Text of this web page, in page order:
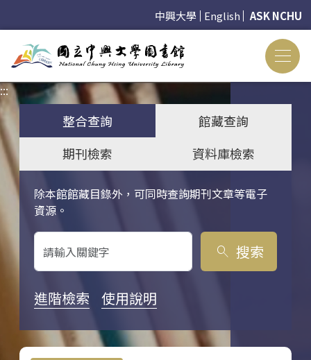
中興大學 English ASK NCHU
:::
整合查詢
館藏查詢
期刊檢索
資料庫檢索
除本館館藏目錄外，可同時查詢期刊文章等電子
資源。
關鍵字搜尋
search 搜索
進階檢索 使用說明